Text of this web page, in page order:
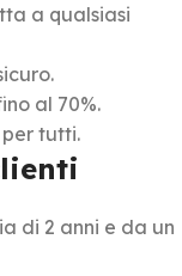
a qualsiasi
al 70%.
tutti.
di 2 anni e da un